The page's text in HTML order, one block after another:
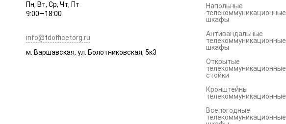
Пн, Вт, Ср, Чт, Пт
9:00—18:00
info@tdofficetorg.ru
м. Варшавская, ул. Болотниковская, 5к3
Напольные
телекоммуникационные
шкафы
Антивандальные
телекоммуникационные
шкафы
Открытые
телекоммуникационные
стойки
Кронштейны
телекоммуникационные
Всепогодные
телекоммуникационные